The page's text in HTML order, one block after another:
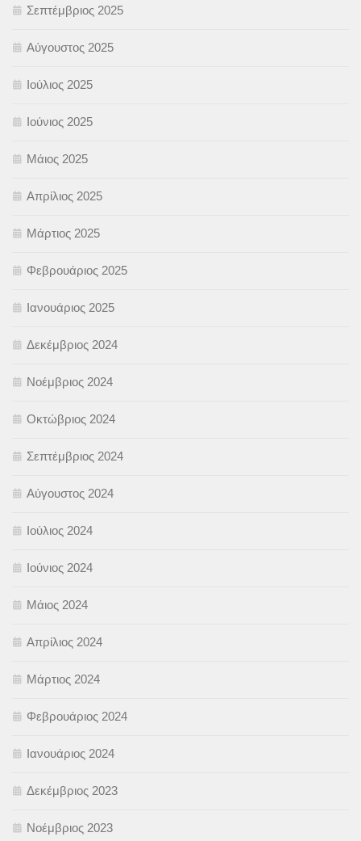
Σεπτέμβριος 2025
Αύγουστος 2025
Ιούλιος 2025
Ιούνιος 2025
Μάιος 2025
Απρίλιος 2025
Μάρτιος 2025
Φεβρουάριος 2025
Ιανουάριος 2025
Δεκέμβριος 2024
Νοέμβριος 2024
Οκτώβριος 2024
Σεπτέμβριος 2024
Αύγουστος 2024
Ιούλιος 2024
Ιούνιος 2024
Μάιος 2024
Απρίλιος 2024
Μάρτιος 2024
Φεβρουάριος 2024
Ιανουάριος 2024
Δεκέμβριος 2023
Νοέμβριος 2023